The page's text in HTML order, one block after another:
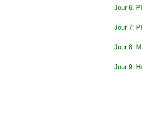
Jour 6:
Jour 7:
Jour 8:
Jour 9: